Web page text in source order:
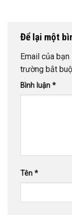
Để lại một
Email của
trường bắt
Bình luận *
Tên *